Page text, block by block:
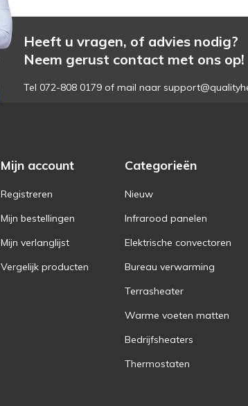
Heeft u vragen, of advies nodig?
Neem gerust contact met ons op!
Tel 072-808 0179 of mail naar
Mijn account
Registreren
Mijn bestellingen
Mijn verlanglijst
Vergelijk producten
Categorieën
Nieuw
Infrarood panelen
Elektrische convectoren
Bureau verwarming
Terrasheater
Warme voeten matten
Bedrijfsheaters
Thermostaten